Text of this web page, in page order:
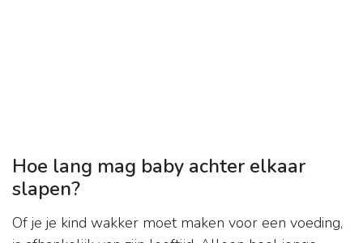
Hoe lang mag baby achter elkaar
slapen?
Of je je kind wakker moet maken voor een voeding,